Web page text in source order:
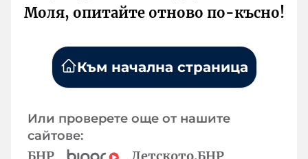
Моля, опитайте отново по-късно!
Към начална страница
Или проверете още от нашите
сайтове: